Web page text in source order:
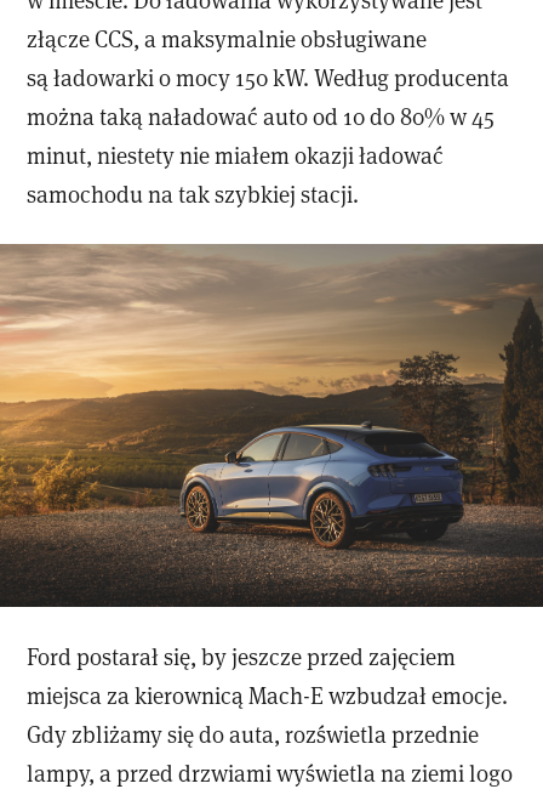
złącze CCS, a maksymalnie obsługiwane
są ładowarki o mocy 150 kW. Według producenta
można taką naładować auto od 10 do 80% w 45
minut, niestety nie miałem okazji ładować
samochodu na tak szybkiej stacji.
Ford postarał się, by jeszcze przed zajęciem
miejsca za kierownicą Mach-E wzbudzał emocje.
Gdy zbliżamy się do auta, rozświetla przednie
lampy, a przed drzwiami wyświetla na ziemi logo